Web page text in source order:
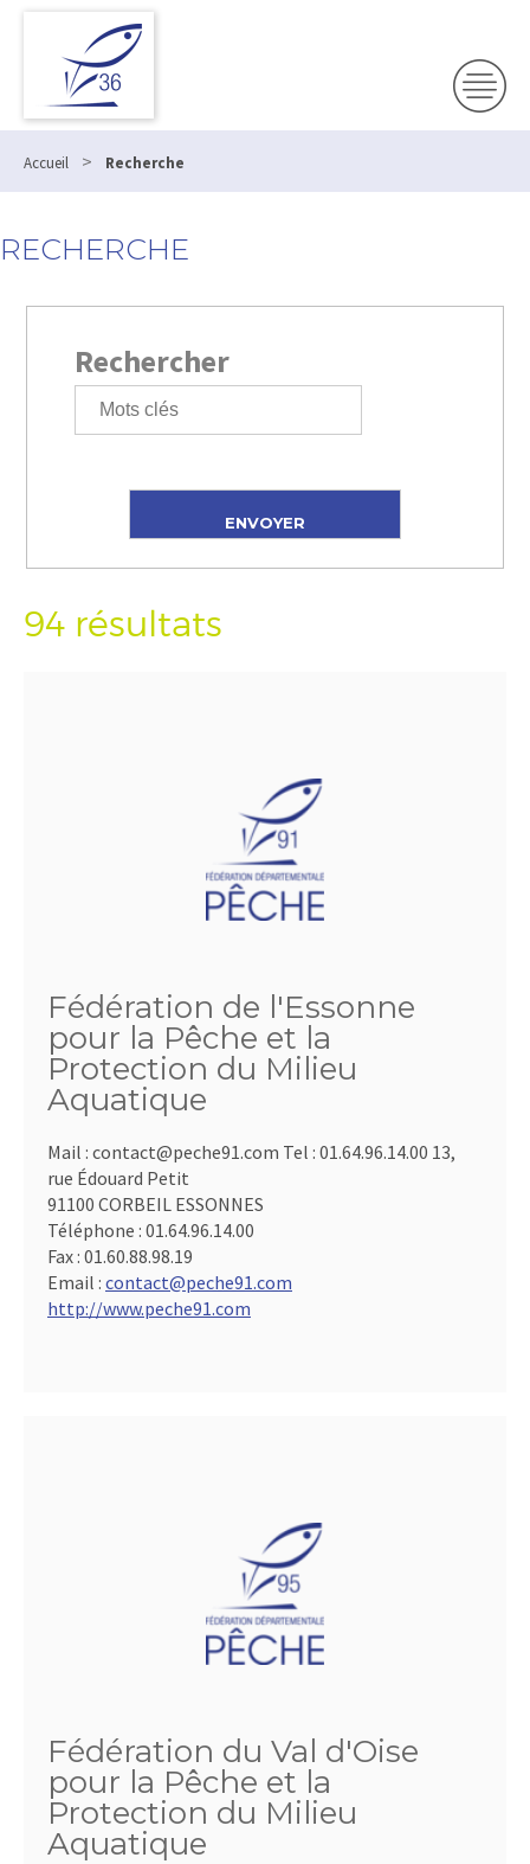
Accueil > Recherche
RECHERCHE
Rechercher
94 résultats
Fédération de l'Essonne
pour la Pêche et la
Protection du Milieu
Aquatique
Mail : contact@peche91.com Tel : 01.64.96.14.00 13,
rue Édouard Petit
91100 CORBEIL ESSONNES
Téléphone : 01.64.96.14.00
Fax : 01.60.88.98.19
Email : contact@peche91.com
http://www.peche91.com
Fédération du Val d'Oise
pour la Pêche et la
Protection du Milieu
Aquatique